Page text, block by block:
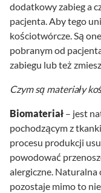
dodatkowy zabieg a
pacjenta. Aby tego
kościotwórcze. Są
pobranym od
zabiegu lub też
Czym są materiały
Biomateriał – jest
pochodzącym z
procesu produkcji
powodować
alergiczne.
pozostaje mimo to